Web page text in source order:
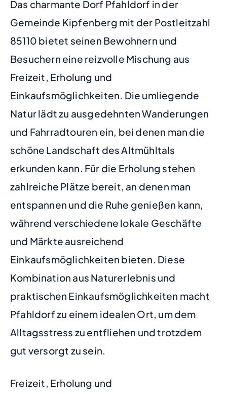
Das charmante Dorf Pfahldorf in der
Gemeinde Kipfenberg mit der Postleitzahl
85110 bietet seinen Bewohnern und
Besuchern eine reizvolle Mischung aus
Freizeit, Erholung und
Einkaufsmöglichkeiten. Die umliegende
Natur lädt zu ausgedehnten Wanderungen
und Fahrradtouren ein, bei denen man die
schöne Landschaft des Altmühltals
erkunden kann. Für die Erholung stehen
zahlreiche Plätze bereit, an denen man
entspannen und die Ruhe genießen kann,
während verschiedene lokale Geschäfte
und Märkte ausreichend
Einkaufsmöglichkeiten bieten. Diese
Kombination aus Naturerlebnis und
praktischen Einkaufsmöglichkeiten macht
Pfahldorf zu einem idealen Ort, um dem
Alltagsstress zu entfliehen und trotzdem
gut versorgt zu sein.
Freizeit, Erholung und